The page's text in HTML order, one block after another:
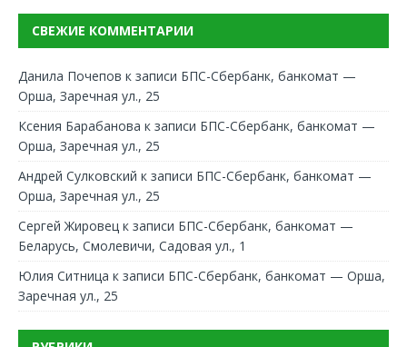
СВЕЖИЕ КОММЕНТАРИИ
Данила Почепов к записи БПС-Сбербанк, банкомат —
Орша, Заречная ул., 25
Ксения Барабанова к записи БПС-Сбербанк, банкомат —
Орша, Заречная ул., 25
Андрей Сулковский к записи БПС-Сбербанк, банкомат —
Орша, Заречная ул., 25
Сергей Жировец к записи БПС-Сбербанк, банкомат —
Беларусь, Смолевичи, Садовая ул., 1
Юлия Ситница к записи БПС-Сбербанк, банкомат — Орша,
Заречная ул., 25